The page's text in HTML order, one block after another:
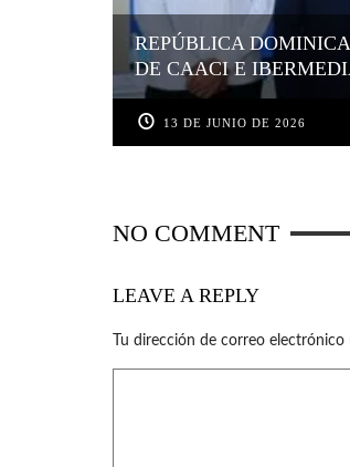
REPÚBLICA
DE CAACI E
13 DE JUNIO DE 2026
NO COMMENT
LEAVE A REPLY
Tu dirección de correo